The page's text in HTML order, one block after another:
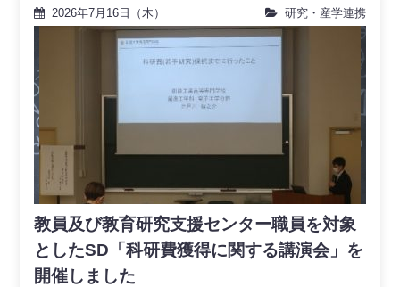
2026年7月16日（木） 研究・産学連携
教員及び教育研究支援センター職員を対象
としたSD「科研費獲得に関する講演会」を
開催しました